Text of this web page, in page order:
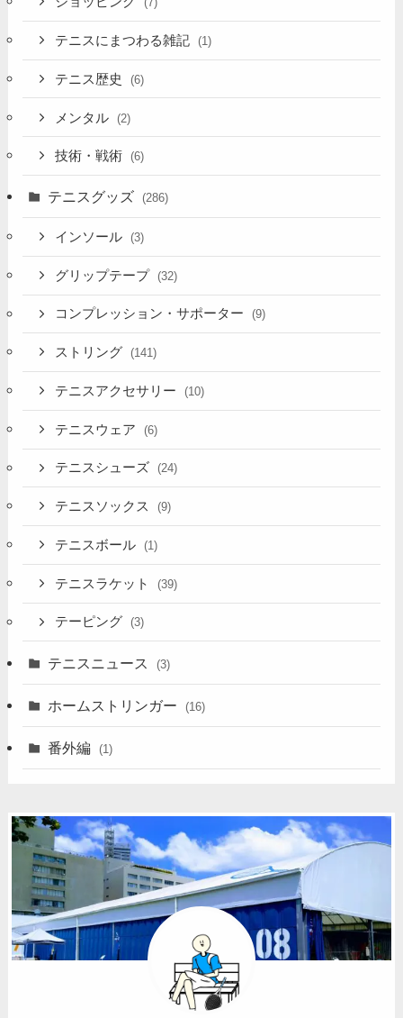
テニスにまつわる雑記 (1)
テニス歴史 (6)
メンタル (2)
技術・戦術 (6)
テニスグッズ (286)
インソール (3)
グリップテープ (32)
コンプレッション・サポーター (9)
ストリング (141)
テニスアクセサリー (10)
テニスウェア (6)
テニスシューズ (24)
テニスソックス (9)
テニスボール (1)
テニスラケット (39)
テーピング (3)
テニスニュース (3)
ホームストリンガー (16)
番外編 (1)